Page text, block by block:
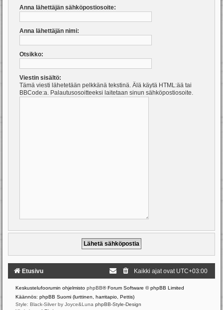
Anna lähettäjän sähköpostiosoite:
Anna lähettäjän nimi:
Otsikko:
Viestin sisältö:
Tämä viesti lähetetään pelkkänä tekstinä. Älä käytä HTML:ää tai
BBCode:a. Palautusosoitteeksi laitetaan sinun sähköpostiosoite.
Etusivu Kaikki ajat ovat UTC+03:00
Keskustelufoorumin ohjelmisto phpBB® Forum Software © phpBB Limited
Käännös: phpBB Suomi (lurttinen, harritapio, Pettis)
Style: Black-Silver by Joyce&Luna phpBB-Style-Design